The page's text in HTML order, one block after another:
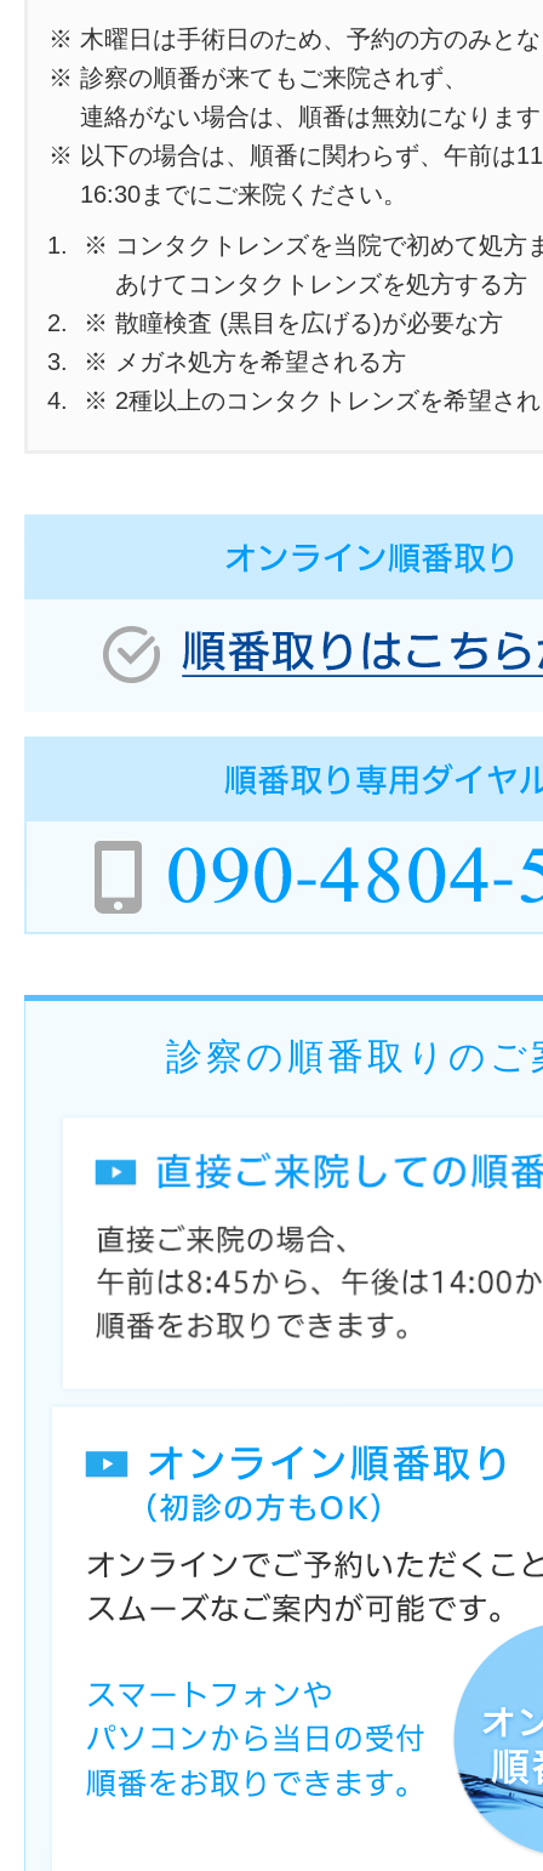
※ 木曜日は手術日のため、予約の方のみと
※ 診察の順番が来てもご来院されず、
連絡がない場合は、順番は無効になりま
※ 以下の場合は、順番に関わらず、午前は
16:30までにご来院ください。
※ コンタクトレンズを当院で初めて処方
あけてコンタクトレンズを処方する方
※ 散瞳検査 (黒目を広げる)が必要な方
※ メガネ処方を希望される方
※ 2種以上のコンタクトレンズを希望さ
診察の順番取りのご